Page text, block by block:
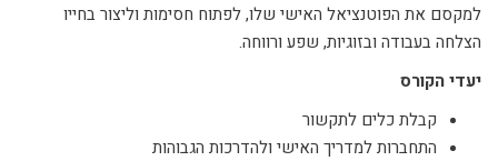
למקסם את הפוטנציאל האישי שלו, לפתוח חסימות וליצור בחייו
הצלחה בעבודה ובזוגיות, שפע ורווחה.
יעדי הקורס
קבלת כלים לתקשור
התחברות למדריך האישי ולהדרכות הגבוהות